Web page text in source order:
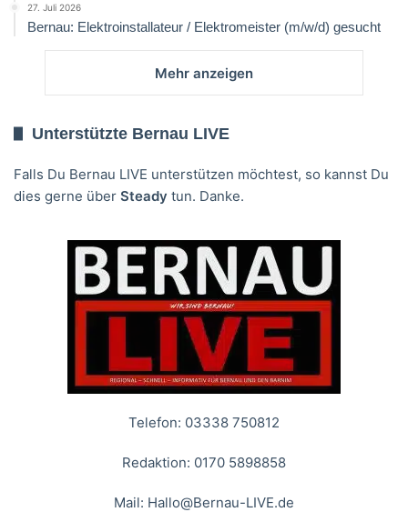
27. Juli 2026
Bernau: Elektroinstallateur / Elektromeister (m/w/d) gesucht
Mehr anzeigen
Unterstützte Bernau LIVE
Falls Du Bernau LIVE unterstützen möchtest, so kannst Du
dies gerne über Steady tun. Danke.
Telefon: 03338 750812
Redaktion: 0170 5898858
Mail: Hallo@Bernau-LIVE.de